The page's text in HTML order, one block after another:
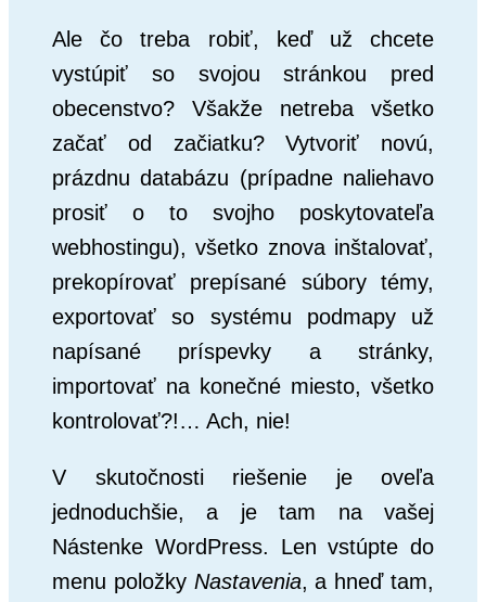
Ale čo treba robiť, keď už chcete
vystúpiť so svojou stránkou pred
obecenstvo? Všakže netreba všetko
začať od začiatku? Vytvoriť novú,
prázdnu databázu (prípadne naliehavo
prosiť o to svojho poskytovateľa
webhostingu), všetko znova inštalovať,
prekopírovať prepísané súbory témy,
exportovať so systému podmapy už
napísané príspevky a stránky,
importovať na konečné miesto, všetko
kontrolovať?!… Ach, nie!
V skutočnosti riešenie je oveľa
jednoduchšie, a je tam na vašej
Nástenke WordPress. Len vstúpte do
menu položky Nastavenia, a hneď tam,